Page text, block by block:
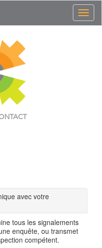
avec votre
tous les signalements
enquête, ou transmet
compétent.